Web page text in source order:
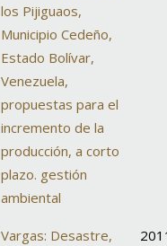
los Pijiguaos,
Municipio Cedeño,
Estado Bolívar,
Venezuela,
propuestas para el
incremento de la
producción, a corto
plazo. gestión
ambiental
Vargas: Desastre,